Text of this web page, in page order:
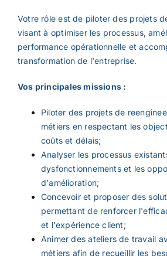
Votre rôle est de piloter des projets
visant à optimiser les processus,
performance opérationnelle et
transformation de l'entreprise.
Vos principales missions :
Piloter des projets de
métiers en respectant les
coûts et délais;
Analyser les processus
dysfonctionnements et les
d'amélioration;
Concevoir et proposer des
permettant de renforcer
et l'expérience client;
Animer des ateliers de travail
métiers afin de recueillir les